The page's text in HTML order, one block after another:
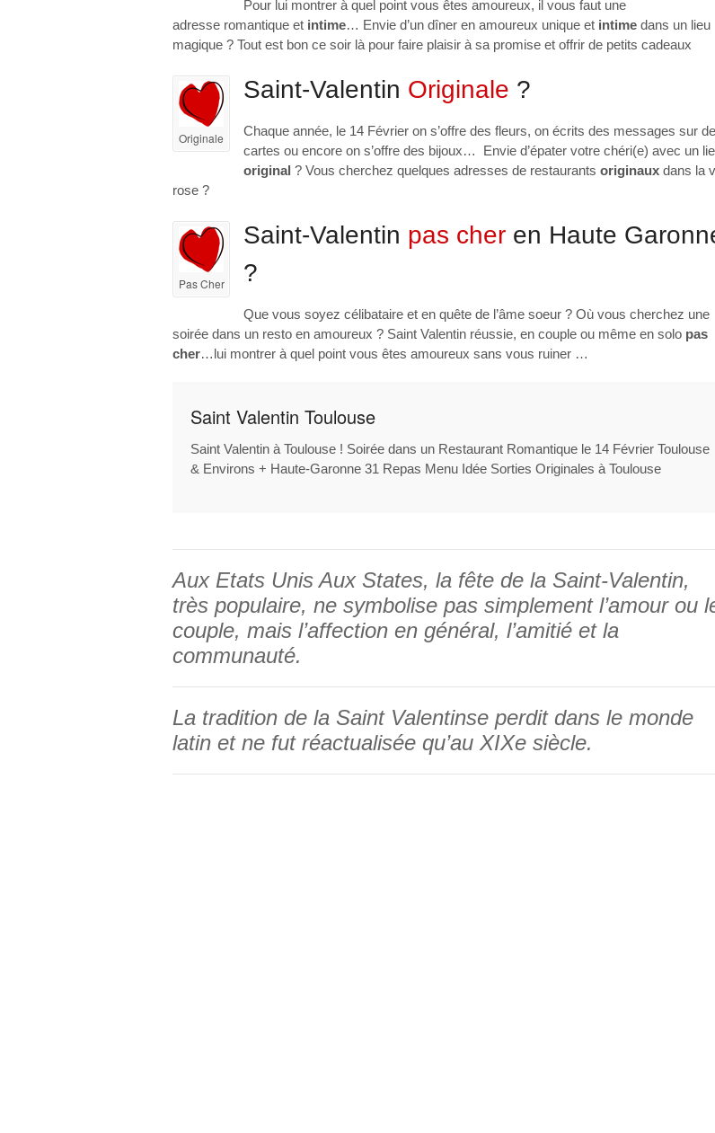
Pour lui montrer à quel point vous êtes amoureux, il vous faut une
adresse romantique et intime… Envie d’un dîner en amoureux unique et intime dans un lieu
magique ? Tout est bon ce soir là pour faire plaisir à sa promise et offrir de petits cadeaux
Originale
Saint-Valentin Originale ?
Chaque année, le 14 Février on s’offre des fleurs, on écrits des messages sur
cartes ou encore on s’offre des bijoux… Envie d’épater votre chéri(e) avec un
original ? Vous cherchez quelques adresses de restaurants originaux dans la
rose ?
Pas Cher
Saint-Valentin pas cher en Haute
?
Que vous soyez célibataire et en quête de l’âme soeur ? Où vous cherchez une
soirée dans un resto en amoureux ? Saint Valentin réussie, en couple ou même en solo pas
cher…lui montrer à quel point vous êtes amoureux sans vous ruiner …
Saint Valentin Toulouse
Saint Valentin à Toulouse ! Soirée dans un Restaurant Romantique le 14 Février Toulouse
& Environs + Haute-Garonne 31 Repas Menu Idée Sorties Originales à Toulouse
Aux Etats Unis Aux States, la fête de la Saint-Valentin,
très populaire, ne symbolise pas simplement l’amour ou
couple, mais l’affection en général, l’amitié et la
communauté.
La tradition de la Saint Valentinse perdit dans le monde
latin et ne fut réactualisée qu’au XIXe siècle.